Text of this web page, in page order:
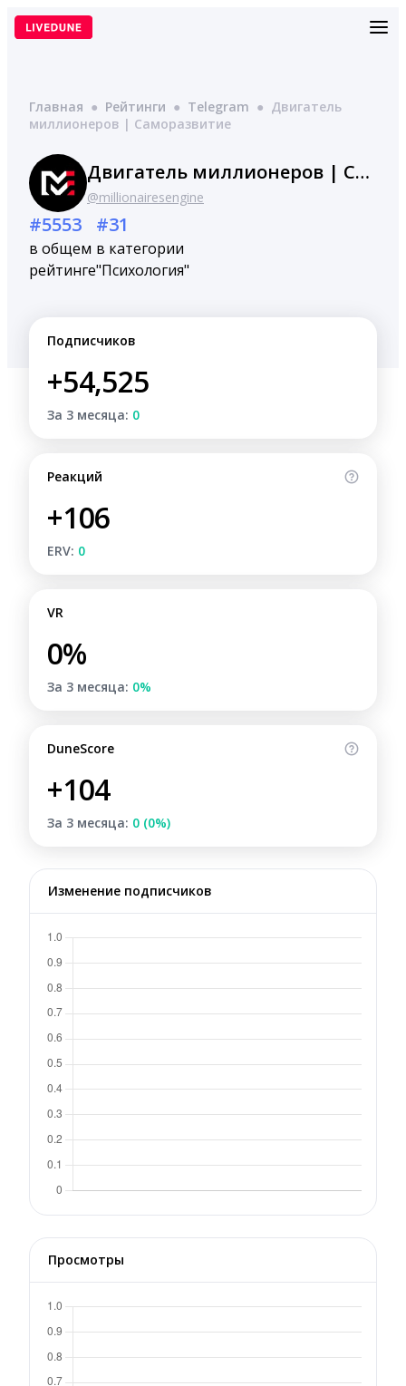
Перейти
Главная ● Рейтинги ● Telegram ● Двигатель
миллионеров | Саморазвитие
Двигатель миллионеров | Саморазвитие
@millionairesengine
#5553
в общем
рейтинге
#31
в категории
"Психология"
Подписчиков
+54,525
За 3 месяца: 0
Реакций
+106
ERV: 0
VR
0%
За 3 месяца: 0%
DuneScore
+104
За 3 месяца: 0 (0%)
Изменение подписчиков
Просмотры